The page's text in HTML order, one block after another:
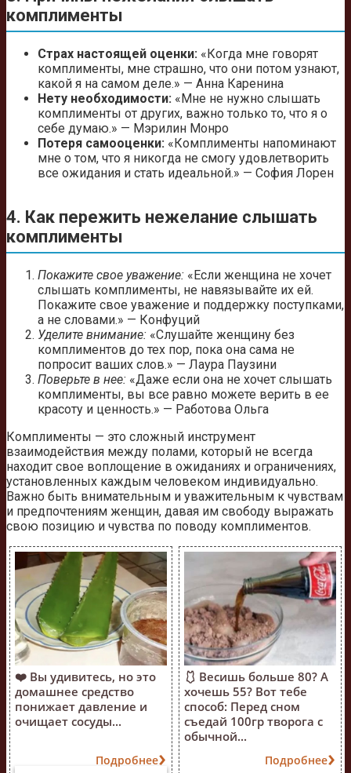
комплименты
Страх настоящей оценки: «Когда мне говорят
комплименты, мне страшно, что они потом узнают,
какой я на самом деле.» — Анна Каренина
Нету необходимости: «Мне не нужно слышать
комплименты от других, важно только то, что я о
себе думаю.» — Мэрилин Монро
Потеря самооценки: «Комплименты напоминают
мне о том, что я никогда не смогу удовлетворить
все ожидания и стать идеальной.» — София Лорен
4. Как пережить нежелание слышать
комплименты
Покажите свое уважение: «Если женщина не хочет
слышать комплименты, не навязывайте их ей.
Покажите свое уважение и поддержку поступками,
а не словами.» — Конфуций
Уделите внимание: «Слушайте женщину без
комплиментов до тех пор, пока она сама не
попросит ваших слов.» — Лаура Паузини
Поверьте в нее: «Даже если она не хочет слышать
комплименты, вы все равно можете верить в ее
красоту и ценность.» — Работова Ольга
Комплименты — это сложный инструмент
взаимодействия между полами, который не всегда
находит свое воплощение в ожиданиях и ограничениях,
установленных каждым человеком индивидуально.
Важно быть внимательным и уважительным к чувствам
и предпочтениям женщин, давая им свободу выражать
свою позицию и чувства по поводу комплиментов.
❤️ Вы удивитесь, но это
домашнее средство
понижает давление и
очищает сосуды...
Подробнее
🩱 Весишь больше 80? А
хочешь 55? Вот тебе
способ: Перед сном
съедай 100гр творога с
обычной...
Подробнее